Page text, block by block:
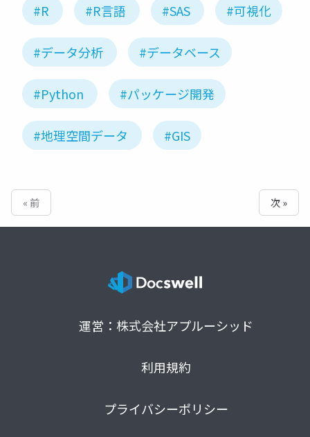
#R #R言語 #SAS #可視化
#データ分析 #データベース
#Python #パッケージ開発
#地理空間データ #GIS
« 前 次 »
運営：株式会社アプルーシッド
利用規約
プライバシーポリシー